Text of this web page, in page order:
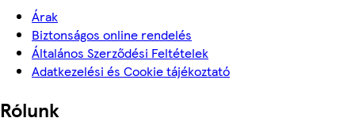
Árak
Biztonságos online rendelés
Általános Szerződési Feltételek
Adatkezelési és Cookie tájékoztató
Rólunk